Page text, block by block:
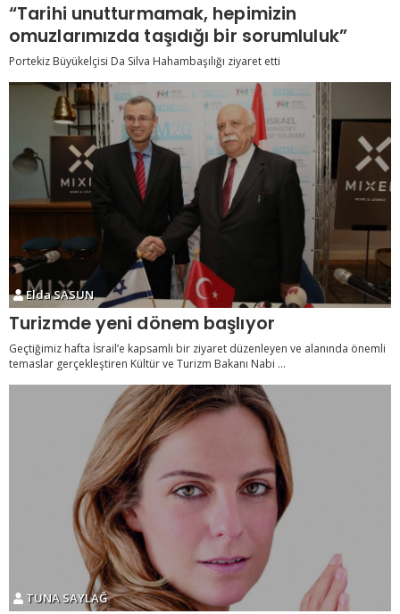
“Tarihi unutturmamak, hepimizin
omuzlarımızda taşıdığı bir sorumluluk”
Portekiz Büyükelçisi Da Silva Hahambaşılığı ziyaret etti
Elda SASUN
Turizmde yeni dönem başlıyor
Geçtiğimiz hafta İsrail’e kapsamlı bir ziyaret düzenleyen ve alanında önemli
temaslar gerçekleştiren Kültür ve Turizm Bakanı Nabi ...
TUNA SAYLAĞ